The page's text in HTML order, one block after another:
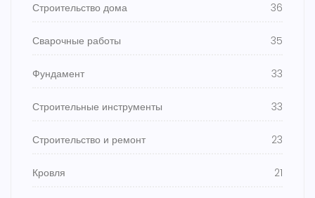
Строительство дома 36
Сварочные работы 35
Фундамент 33
Строительные инструменты 33
Строительство и ремонт 23
Кровля 21